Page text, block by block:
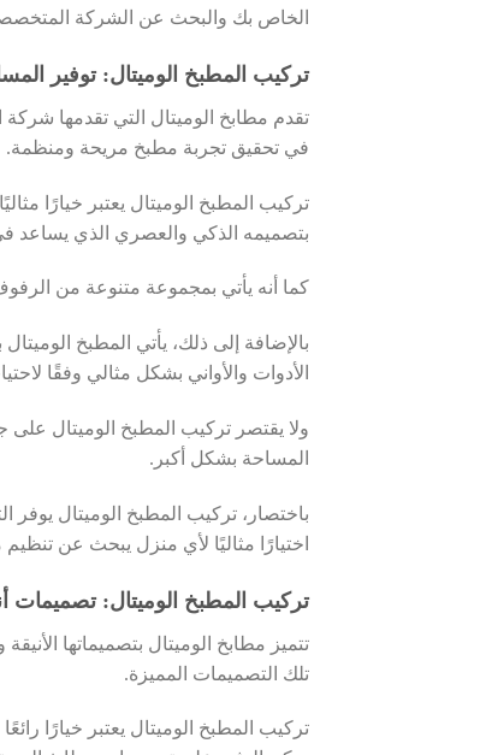
الخاص بك والبحث عن الشركة المتخصصة
تركيب المطبخ الوميتال: توفير
تقدم مطابخ الوميتال التي تقدمها
في تحقيق تجربة مطبخ مريحة ومنظمة.
تركيب المطبخ الوميتال يعتبر خيارًا
بتصميمه الذكي والعصري الذي يساعد
كما أنه يأتي بمجموعة متنوعة من
بالإضافة إلى ذلك، يأتي المطبخ
الأدوات والأواني بشكل مثالي وفقًا
ولا يقتصر تركيب المطبخ الوميتال
المساحة بشكل أكبر.
باختصار، تركيب المطبخ الوميتال يوفر
اختيارًا مثاليًا لأي منزل يبحث عن
تركيب المطبخ الوميتال: تصميمات
تتميز مطابخ الوميتال بتصميماتها
تلك التصميمات المميزة.
تركيب المطبخ الوميتال يعتبر خيارًا